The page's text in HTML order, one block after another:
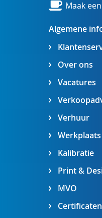
Algemene
Over ons
Vacatures
Verhuur
Werkplaats
Kalibratie
Print &
MVO
Certificaten
Maak